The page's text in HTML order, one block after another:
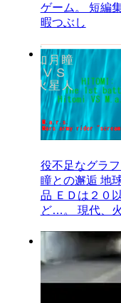
ゲーム。 短編
暇つぶし
役不足なグラ
瞳との邂逅 地
品 ＥＤは２０
ど…。 現代、